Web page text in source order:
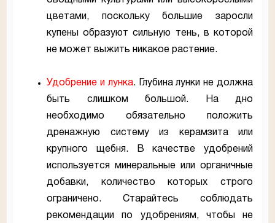
цветами, поскольку большие заросли
купены образуют сильную тень, в которой
не может выжить никакое растение.
Удобрение и лунка. Глубина лунки не должна
быть слишком большой. На дно
необходимо обязательно положить
дренажную систему из керамзита или
крупного щебня. В качестве удобрений
используется минеральные или органичные
добавки, количество которых строго
ограничено. Старайтесь соблюдать
рекомендации по удобрениям, чтобы не